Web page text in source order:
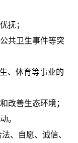
抚；
共卫生事件等突
、体育等事业的
改善生态环境；
。
、自愿、诚信、